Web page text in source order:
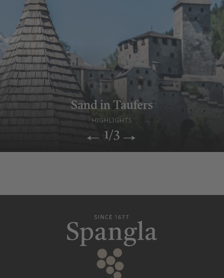
Sand in Taufers
HIGHLIGHTS
Entspannung & Saunagenuss
WELLNESSWELT
Historisches Hotel
UNSERE STORY
1/3